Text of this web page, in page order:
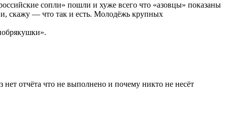
сопли» пошли и хуже всего что «азовцы» показаны
скажу — что так и есть. Молодёжь крупных
отчёта что не выполнено и почему никто не несёт